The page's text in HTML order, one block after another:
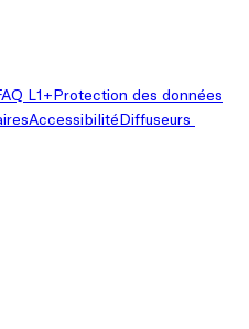
L1+Protection des données
AccessibilitéDiffuseurs